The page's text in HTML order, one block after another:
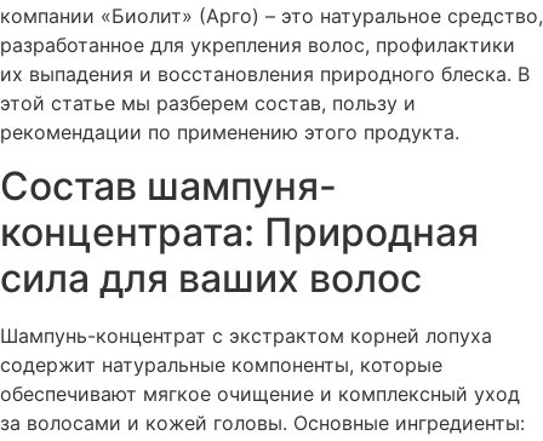
компании «Биолит» (Арго) – это натуральное средство,
разработанное для укрепления волос, профилактики
их выпадения и восстановления природного блеска. В
этой статье мы разберем состав, пользу и
рекомендации по применению этого продукта.
Состав шампуня-
концентрата: Природная
сила для ваших волос
Шампунь-концентрат с экстрактом корней лопуха
содержит натуральные компоненты, которые
обеспечивают мягкое очищение и комплексный уход
за волосами и кожей головы. Основные ингредиенты: